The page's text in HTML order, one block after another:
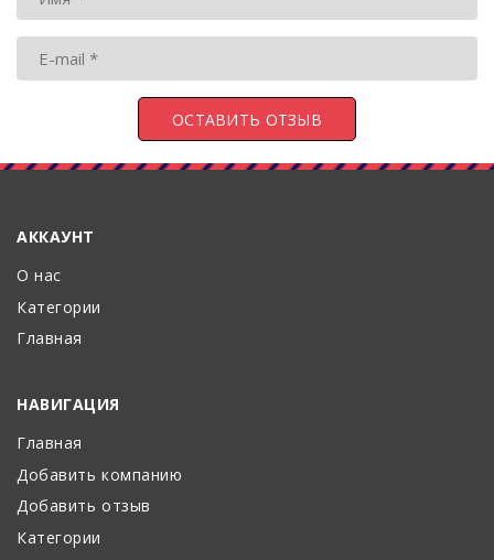
АККАУНТ
О нас
Категории
Главная
НАВИГАЦИЯ
Главная
Добавить компанию
Добавить отзыв
Категории